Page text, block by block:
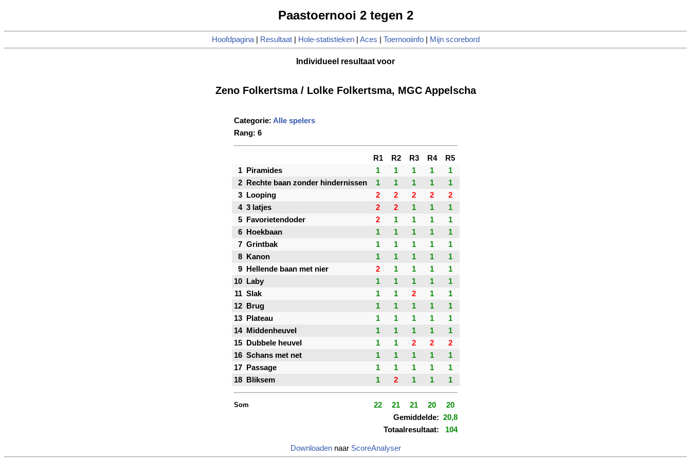
Paastoernooi 2 tegen 2
Hoofdpagina| Resultaat| Hole-statistieken| Aces Toernooiinfo| Mijn scorebord
Individueel resultaat voor
Zeno Folkertsma / Lolke Folkertsma, MGC Appelscha
Categorie: Alle spelers
Rang: 6
R1 R2 R3 R4
R5
1
Piramides 1 1 1 1
1
2
Rechte baan zonder hindernissen 1 1 1 1
1
3
Looping 2 2 2 2
2
4 3 latjes 2 2 1 1
1
5
Favorietendoder 2 1 1 1
1
6
Hoekbaan 1 1 1 1
1
7 Grintbak 1 1 1 1
1
8
Kanon 1 1 1 1
1
9
Hellende baan met nier 2 1 1 1
1
10
Laby 1 1 1 1
1
11 Slak 1 1 2 1
1
12
Brug 1 1 1 1
1
13
Plateau 1 1 1 1
1
14
Middenheuvel 1 1 1 1
1
15
Dubbele heuvel 1 1 2 2
2
16 Schans met net 1 1 1 1
1
17
Passage 1 1 1 1
1
18
Bliksem 1 2 1 1 1
Som 22 21 21 20
20
Gemiddelde: 20,8
Totaalresultaat:
104
Downloadennaar ScoreAnalyser